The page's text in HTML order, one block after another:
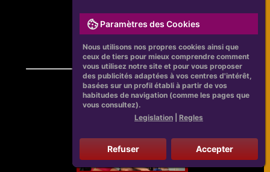
Paramètres des Cookies
Nous utilisons nos propres cookies ainsi que
ceux de tiers pour mieux comprendre comment
vous utilisez notre site et pour vous proposer
des publicités adaptées à vos centres d'intérêt,
basées sur un profil établi à partir de vos
habitudes de navigation (comme les pages que
vous consultez).
Legislation
Regles
Refuser Accepter